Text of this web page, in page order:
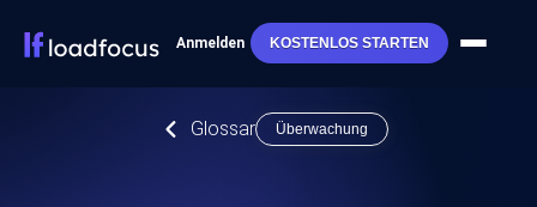
Anmelden KOSTENLOS STARTEN
Glossar Überwachung